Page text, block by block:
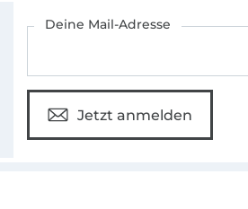
Deine Mail-Adresse
Jetzt anmelden